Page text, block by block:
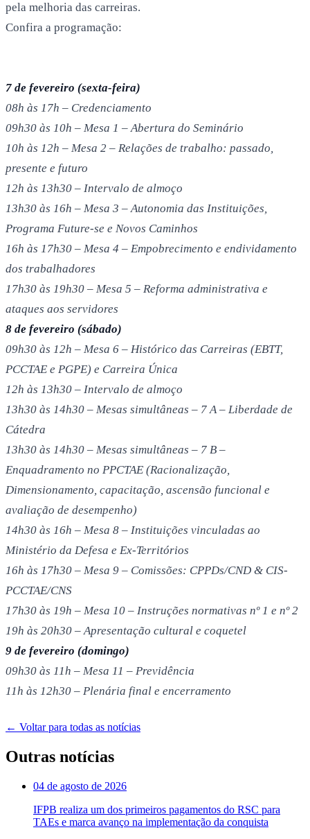
pela melhoria das carreiras.
Confira a programação:
7 de fevereiro (sexta-feira)
08h às 17h – Credenciamento
09h30 às 10h – Mesa 1 – Abertura do Seminário
10h às 12h – Mesa 2 – Relações de trabalho: passado,
presente e futuro
12h às 13h30 – Intervalo de almoço
13h30 às 16h – Mesa 3 – Autonomia das Instituições,
Programa Future-se e Novos Caminhos
16h às 17h30 – Mesa 4 – Empobrecimento e endividamento
dos trabalhadores
17h30 às 19h30 – Mesa 5 – Reforma administrativa e
ataques aos servidores
8 de fevereiro (sábado)
09h30 às 12h – Mesa 6 – Histórico das Carreiras (EBTT,
PCCTAE e PGPE) e Carreira Única
12h às 13h30 – Intervalo de almoço
13h30 às 14h30 – Mesas simultâneas – 7 A – Liberdade de
Cátedra
13h30 às 14h30 – Mesas simultâneas – 7 B –
Enquadramento no PPCTAE (Racionalização,
Dimensionamento, capacitação, ascensão funcional e
avaliação de desempenho)
14h30 às 16h – Mesa 8 – Instituições vinculadas ao
Ministério da Defesa e Ex-Territórios
16h às 17h30 – Mesa 9 – Comissões: CPPDs/CND & CIS-
PCCTAE/CNS
17h30 às 19h – Mesa 10 – Instruções normativas nº 1 e nº 2
19h às 20h30 – Apresentação cultural e coquetel
9 de fevereiro (domingo)
09h30 às 11h – Mesa 11 – Previdência
11h às 12h30 – Plenária final e encerramento
← Voltar para todas as notícias
Outras notícias
04 de agosto de 2026
IFPB realiza um dos primeiros pagamentos do RSC para
TAEs e marca avanço na implementação da conquista